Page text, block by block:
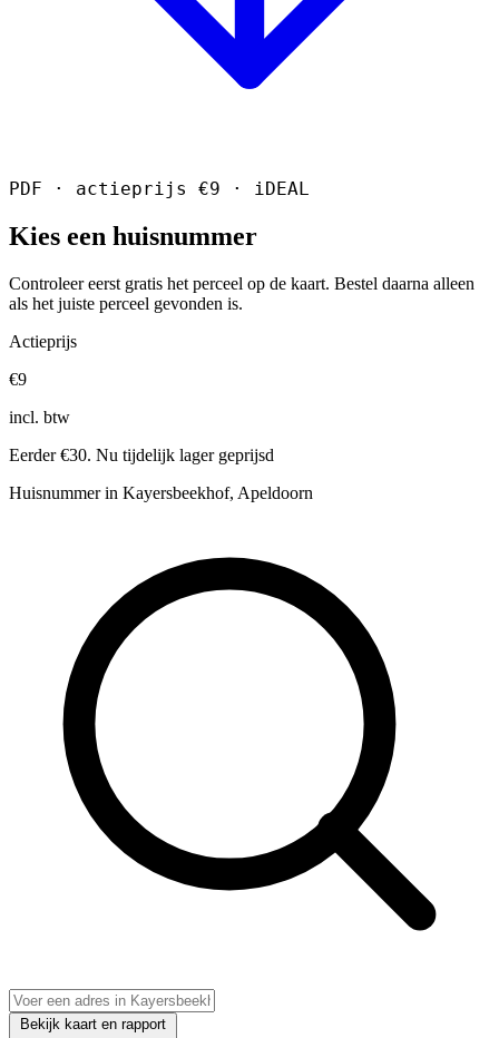
PDF · actieprijs €9 · iDEAL
Kies een huisnummer
Controleer eerst gratis het perceel op de kaart. Bestel daarna alleen
als het juiste perceel gevonden is.
Actieprijs
€9
incl. btw
Eerder €30. Nu tijdelijk lager geprijsd
Huisnummer in Kayersbeekhof, Apeldoorn
Bekijk kaart en rapport